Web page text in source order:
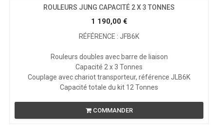
ROULEURS JUNG CAPACITÉ 2 X 3 TONNES
1 190,00€
RÉFÉRENCE : JFB6K
Rouleurs doubles avec barre de liaison
Capacité 2 x 3 Tonnes
Couplage avec chariot transporteur, référence JLB6K
Capacité totale du kit 12 Tonnes
COMMANDER